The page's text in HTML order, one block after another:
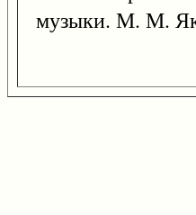
музыки. М. М.